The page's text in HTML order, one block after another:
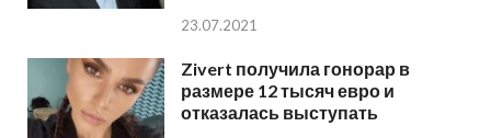
23.07.2021
Zivert получила гонорар в
размере 12 тысяч евро и
отказалась выступать